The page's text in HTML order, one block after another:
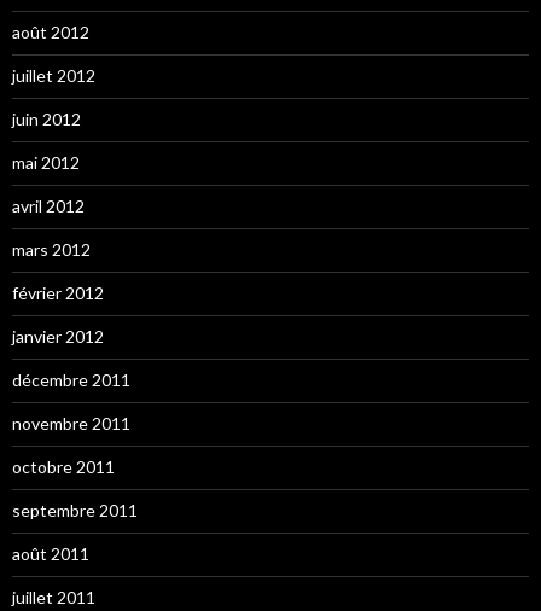
août 2012
juillet 2012
juin 2012
mai 2012
avril 2012
mars 2012
février 2012
janvier 2012
décembre 2011
novembre 2011
octobre 2011
septembre 2011
août 2011
juillet 2011